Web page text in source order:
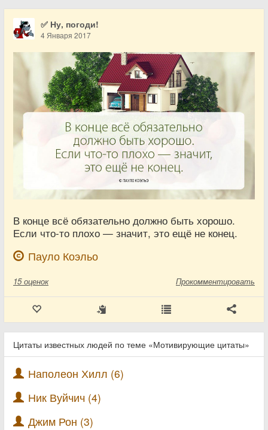
✅ Ну, погоди!
4 Января 2017
В конце всё обязательно должно быть хорошо.
Если что-то плохо — значит, это ещё не конец.
Пауло Коэльо
15 оценок Прокомментировать
Цитаты известных людей по теме «Мотивирующие цитаты»
Наполеон Хилл (6)
Ник Вуйчич (4)
Джим Рон (3)